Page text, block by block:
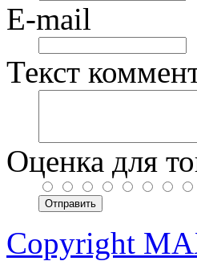
E-mail
Текст
Оценка для
Copyright